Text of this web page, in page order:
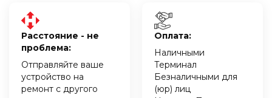
Расстояние - не
проблема:
Отправляйте ваше
устройство на
ремонт с другого
Оплата:
Наличными
Терминал
Безналичными для
(юр) лиц